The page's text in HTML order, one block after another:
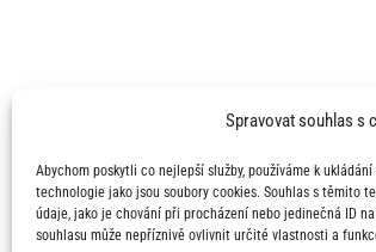
Spravovat souhlas s
Abychom poskytli co nejlepší služby, používáme k
technologie jako jsou soubory cookies. Souhlas s těmito
údaje, jako je chování při procházení nebo jedinečná ID
souhlasu může nepříznivě ovlivnit určité vlastnosti a